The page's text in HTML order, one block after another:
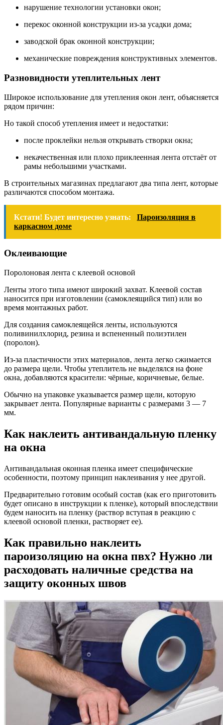
нарушение технологии установки окон;
перекос оконной конструкции из-за усадки дома;
заводской брак оконной конструкции;
механические повреждения конструктивных элементов.
Разновидности утеплительных лент
Широкое использование для утепления окон лент, объясняется
рядом причин:
Но такой способ утепления имеет и недостатки:
после проклейки нельзя открывать створки окна;
некачественная или плохо приклеенная лента отстаёт от
рамы небольшими участками.
В строительных магазинах предлагают два типа лент, которые
различаются способом монтажа.
Кстати! Будет интересно узнать:
Пароизоляция в
каркасном доме
Оклеивающие
Поролоновая лента с клеевой основой
Ленты этого типа имеют широкий захват. Клеевой состав
наносится при изготовлении (самоклеящийся тип) или во
время монтажных работ.
Для создания самоклеящейся ленты, используются
поливинилхлорид, резина и вспененный полиэтилен
(поролон).
Из-за пластичности этих материалов, лента легко сжимается
до размера щели. Чтобы утеплитель не выделялся на фоне
окна, добавляются красители: чёрные, коричневые, белые.
Обычно на упаковке указывается размер щели, которую
закрывает лента. Популярные варианты с размерами 3 ― 7
мм.
Как наклеить антивандальную пленку
на окна
Антивандальная оконная пленка имеет специфические
особенности, поэтому принцип наклеивания у нее другой.
Предварительно готовим особый состав (как его приготовить
будет описано в инструкции к пленке), который впоследствии
будем наносить на пленку (раствор вступая в реакцию с
клеевой основой пленки, растворяет ее).
Как правильно наклеить
пароизоляцию на окна пвх? Нужно ли
расходовать наличные средства на
защиту оконных швов